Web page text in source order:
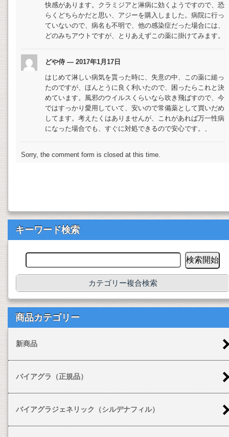
快感があります。クラミジアと淋病に効くようですので、恐
らくどちらかだと思い、アジーを購入しました。病院に行っ
ていないので、病名も不明で、他の感染症だった場合には、
どのみちアウトですが、とりあえずこの薬に掛けてみます。
どや侍 — 2017年1月17日
はじめて淋しい病気を貰った時に、失意の中、この薬に縋っ
たのですが、ほんとうに良く利いたので、困ったらこれと決
めています。風邪のウイルスくらいなら吹き飛ばすので、今
ではすっかり愛用していて、安いので常備薬として買いだめ
してます。考えたくはありませんが、これがあれば万一性病
になった場合でも、すぐに対処できるので安心です。、
Sorry, the comment form is closed at this time.
キーワード検索
カテゴリー複合検索
商品カテゴリー
新商品
バイアグラ（正規品）
バイアグラジェネリック（シルデナフィル）